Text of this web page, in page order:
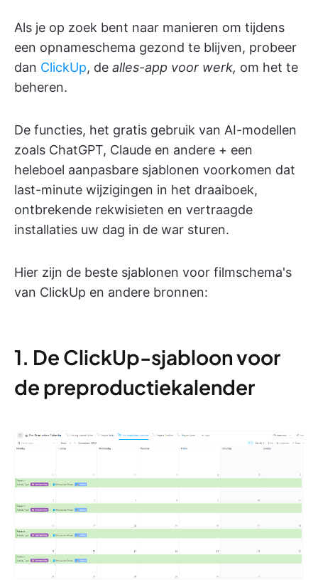
Als je op zoek bent naar manieren om tijdens
een opnameschema gezond te blijven, probeer
dan ClickUp, de alles-app voor werk, om het te
beheren.
De functies, het gratis gebruik van AI-modellen
zoals ChatGPT, Claude en andere + een
heleboel aanpasbare sjablonen voorkomen dat
last-minute wijzigingen in het draaiboek,
ontbrekende rekwisieten en vertraagde
installaties uw dag in de war sturen.
Hier zijn de beste sjablonen voor filmschema's
van ClickUp en andere bronnen:
1. De ClickUp-sjabloon voor
de preproductiekalender